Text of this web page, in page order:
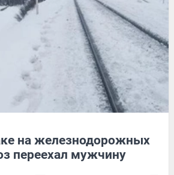
на железнодорожных
переехал мужчину